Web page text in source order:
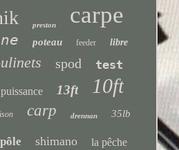
preston carpe
poteau feeder libre
spod test
puissance 13ft 10ft
carp drennan 35lb
pôle shimano la pêche